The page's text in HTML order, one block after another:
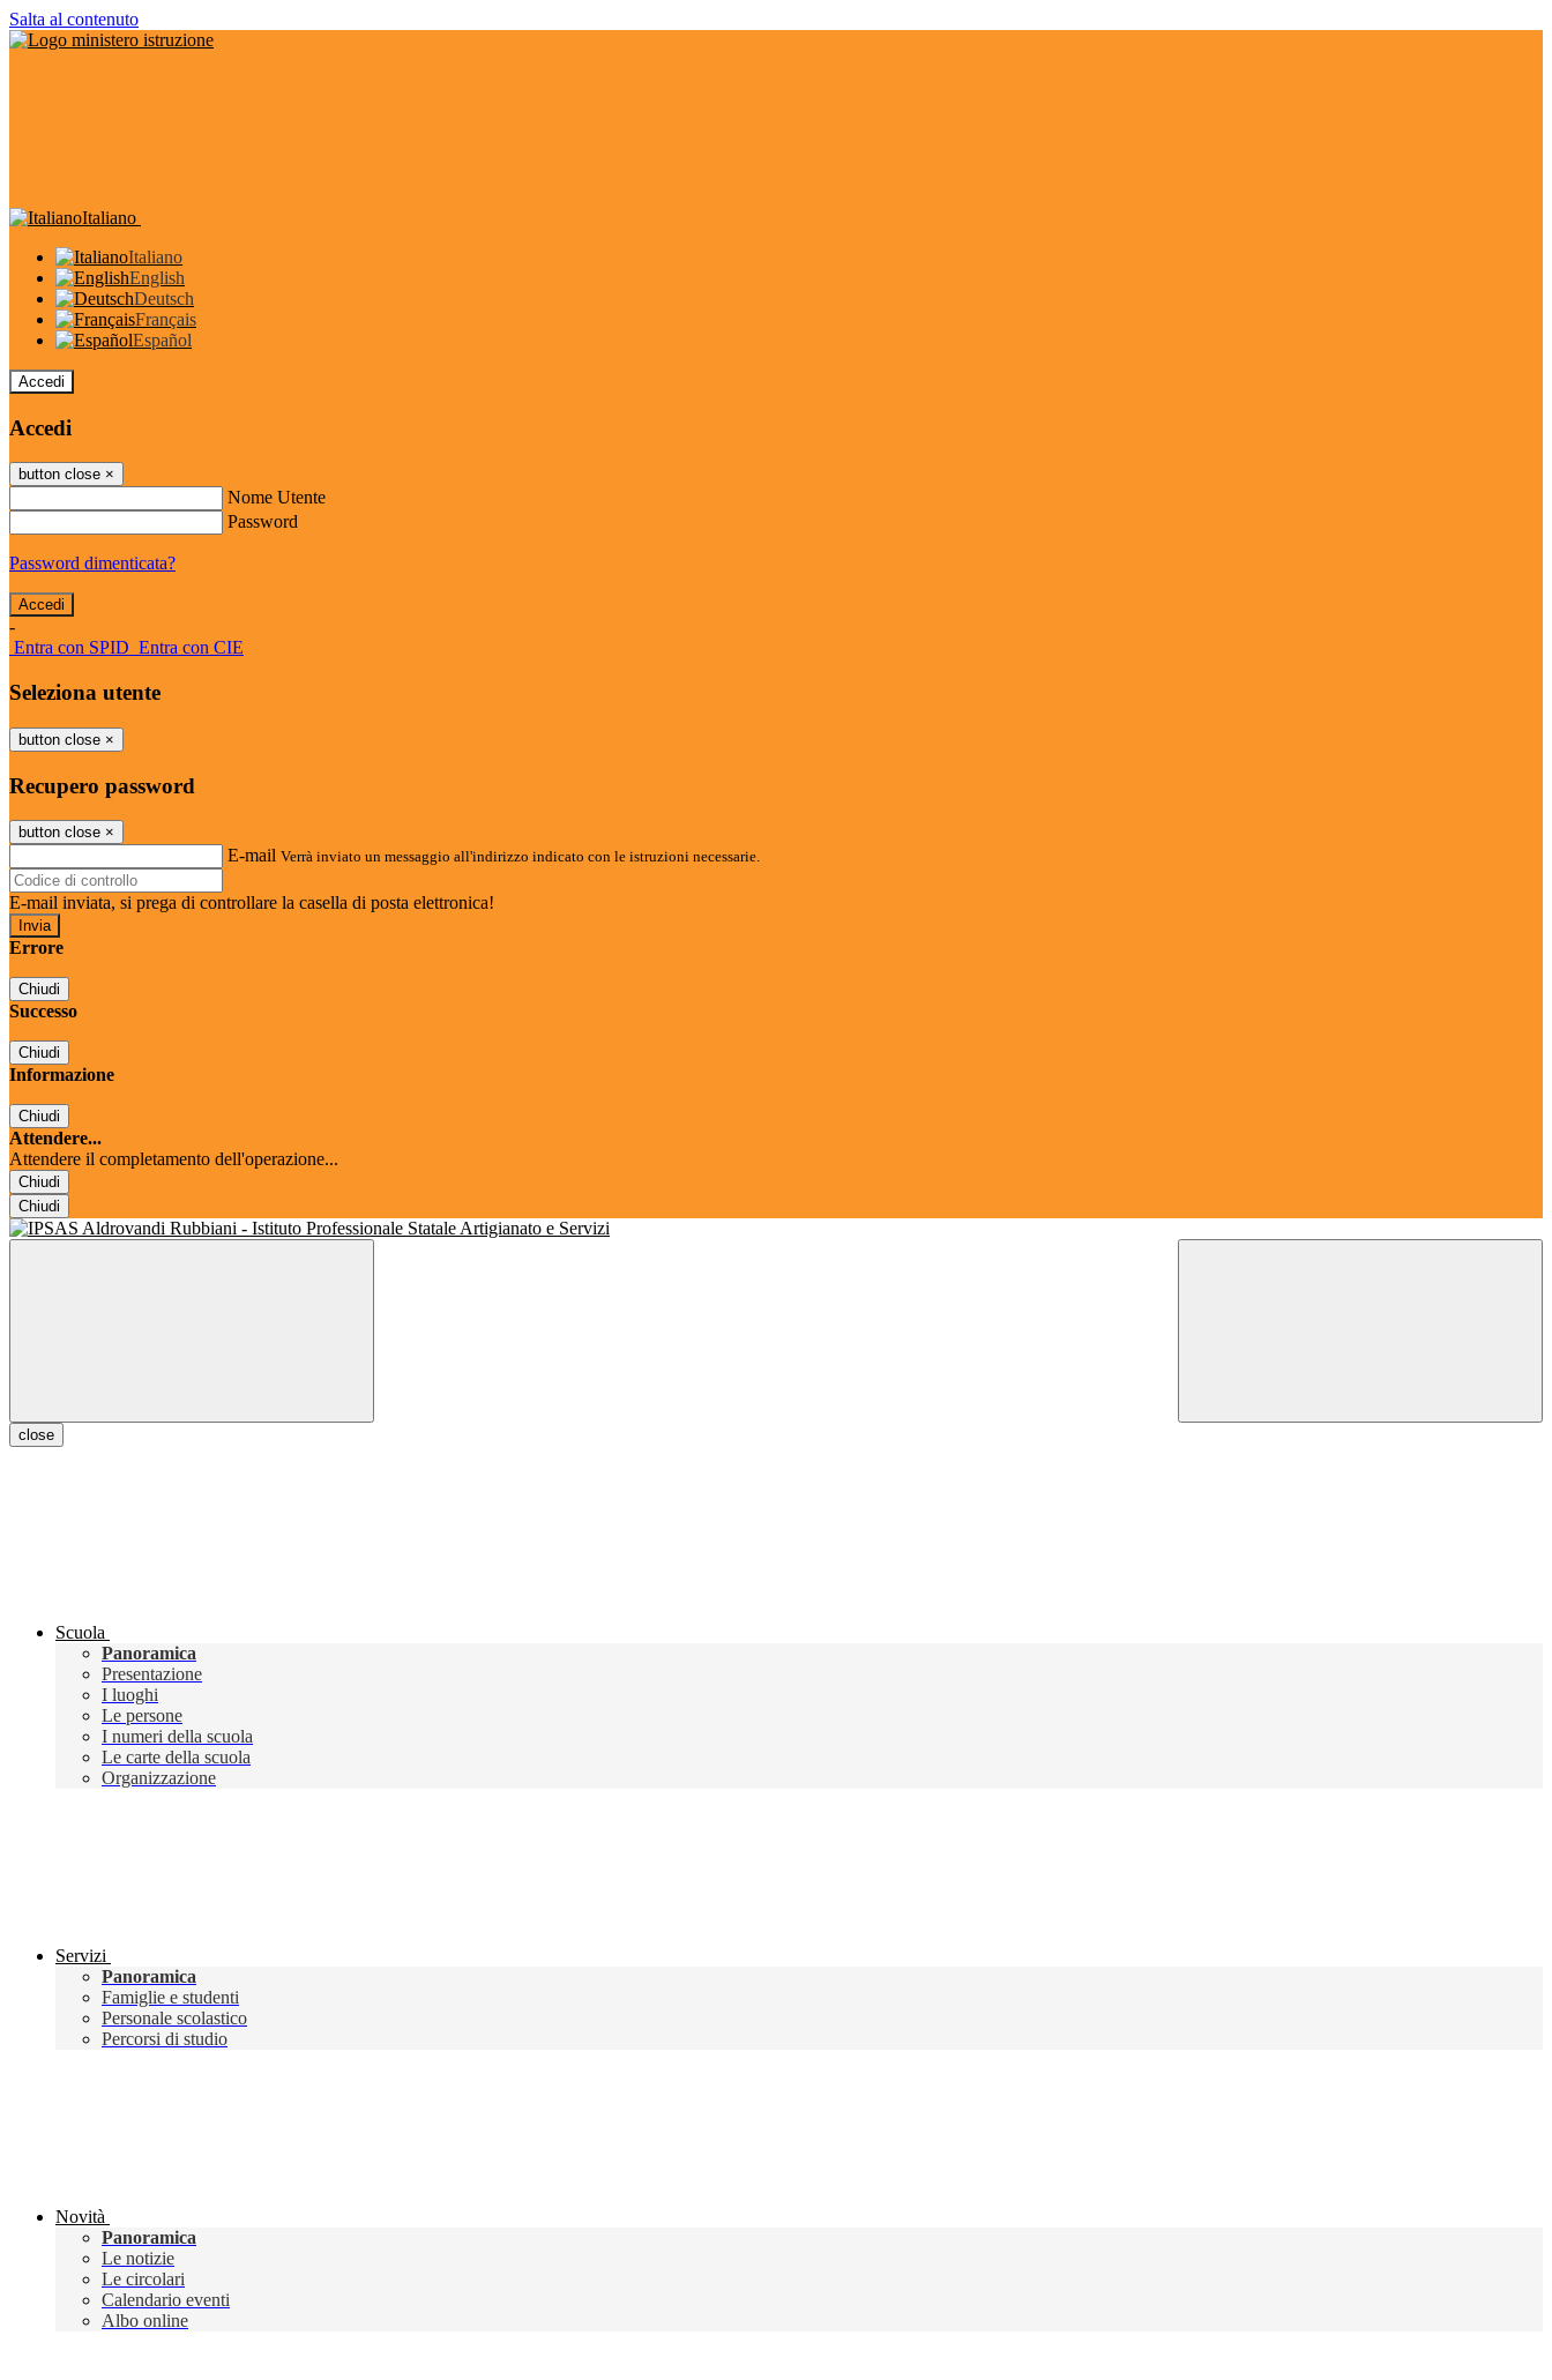
Salta al contenuto
Italiano
Italiano
English
Deutsch
Français
Español
Accedi
Accedi
button close ×
Nome Utente
Password
Password dimenticata?
-
Entra con SPID Entra con CIE
Seleziona utente
button close ×
Recupero password
button close ×
E-mail Verrà inviato un messaggio all'indirizzo indicato con le istruzioni necessarie.
E-mail inviata, si prega di controllare la casella di posta elettronica!
Errore
Chiudi
Successo
Chiudi
Informazione
Chiudi
Attendere...
Attendere il completamento dell'operazione...
Chiudi
Chiudi
close
Scuola
Panoramica
Presentazione
I luoghi
Le persone
I numeri della scuola
Le carte della scuola
Organizzazione
Servizi
Panoramica
Famiglie e studenti
Personale scolastico
Percorsi di studio
Novità
Panoramica
Le notizie
Le circolari
Calendario eventi
Albo online